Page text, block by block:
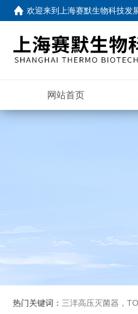
欢迎来到 上海赛默生物科技发
网站首页
热门关键词： 三洋高压灭菌器，